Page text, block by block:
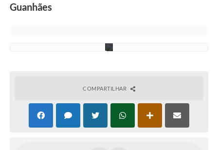
Guanhães
COMPARTILHAR